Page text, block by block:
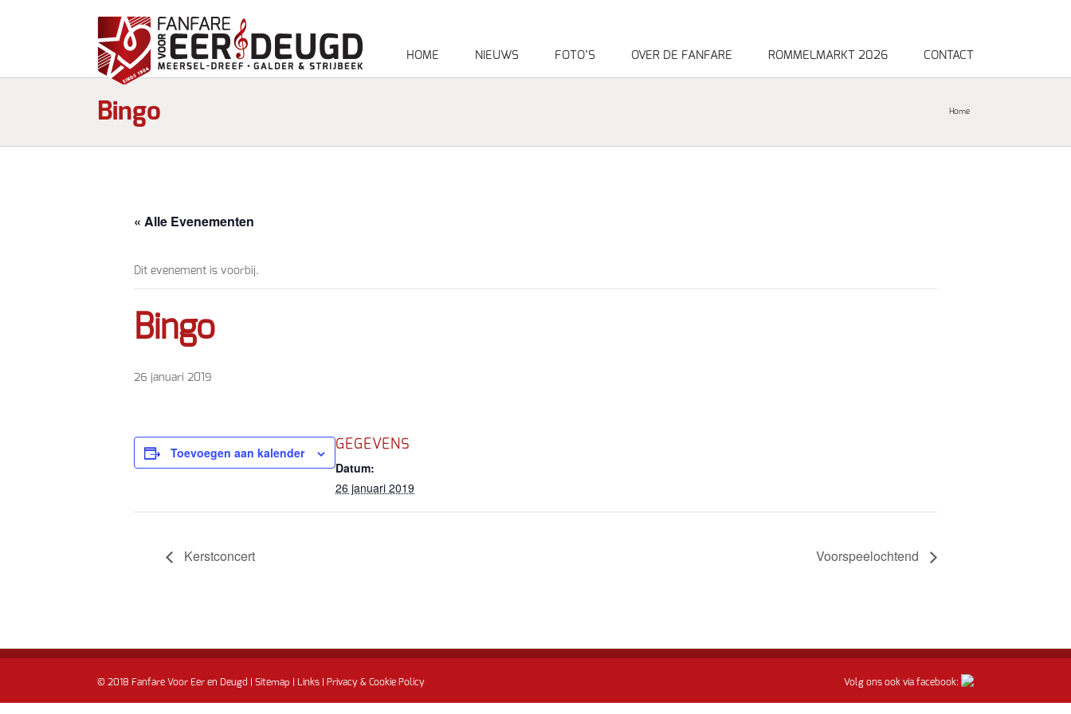
HOME NIEUWS FOTO’S OVER DE FANFARE ROMMELMARKT 2026 CONTACT
Bingo Home
« Alle Evenementen
Dit evenement is voorbij.
Bingo
26 januari 2019
Toevoegen aan kalender GEGEVENS
Datum:
26 januari 2019
Kerstconcert Voorspeelochtend
© 2018 Fanfare Voor Eer en Deugd | Sitemap Links Privacy & Cookie Policy Volg ons ook via facebook: